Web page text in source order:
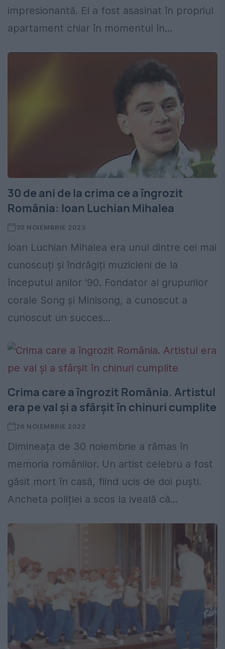
impresionantă. El a fost asasinat în propriul
apartament chiar în momentul în...
30 de ani de la crima ce a îngrozit
România: Ioan Luchian Mihalea
30 NOIEMBRIE 2023
Ioan Luchian Mihalea era unul dintre cei mai
cunoscuți și îndrăgiți muzicieni de la
începutul anilor '90. Fondator al grupurilor
corale Song și Minisong, a cunoscut a
cunoscut un succes...
Crima care a îngrozit România. Artistul
era pe val și a sfârșit în chinuri cumplite
26 NOIEMBRIE 2022
Dimineața de 30 noiembrie a rămas în
memoria românilor. Un artist celebru a fost
găsit mort în casă, fiind ucis de doi puști.
Ancheta poliției a scos la iveală că...